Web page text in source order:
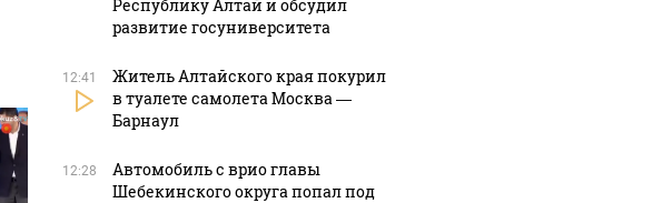
Республику Алтай и обсудил
развитие госуниверситета
12:41
Житель Алтайского края покурил
в туалете самолета Москва —
Барнаул
12:28
Автомобиль с врио главы
Шебекинского округа попал под